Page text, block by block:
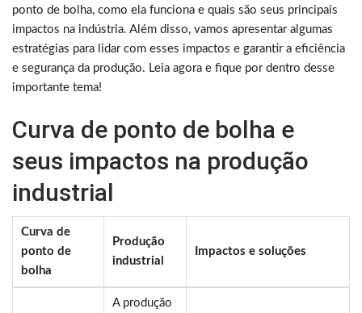
ponto de bolha, como ela funciona e quais são seus principais
impactos na indústria. Além disso, vamos apresentar algumas
estratégias para lidar com esses impactos e garantir a eficiência
e segurança da produção. Leia agora e fique por dentro desse
importante tema!
Curva de ponto de bolha e
seus impactos na produção
industrial
Curva de
ponto de
bolha
Produção
industrial
Impactos e soluções
A produção